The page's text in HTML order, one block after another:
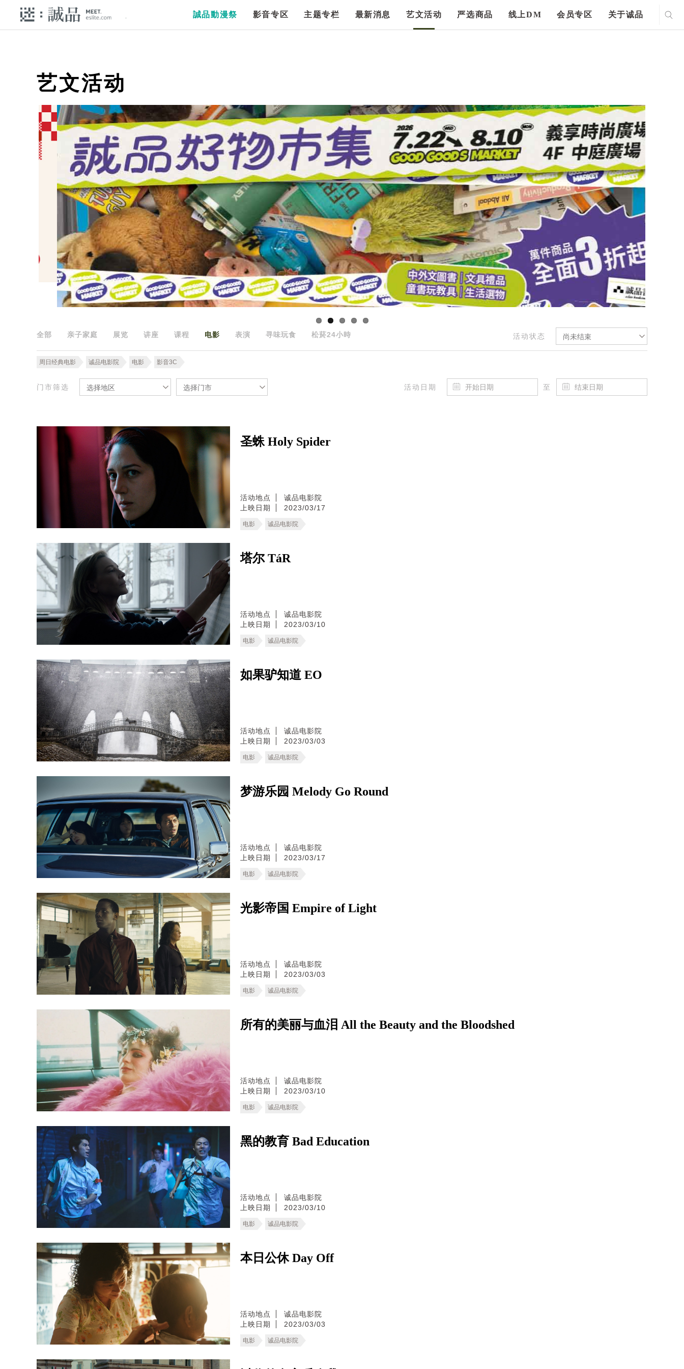
誠品動漫祭 影音专区 主题专栏 最新消息 艺文活动 严选商品 线上DM 会员专区 关于诚品
艺文活动
活动状态 尚未结束
全部 亲子家庭 展览 讲座 课程 电影 表演 寻味玩食 松菸24小時
周日经典电影 诚品电影院 电影 影音3C
门市筛选 选择地区 选择门市 活动日期 至
圣蛛 Holy Spider
活动地点
诚品电影院
上映日期
2023/03/17
电影 诚品电影院
塔尔 TáR
活动地点
诚品电影院
上映日期
2023/03/10
电影 诚品电影院
如果驴知道 EO
活动地点
诚品电影院
上映日期
2023/03/03
电影 诚品电影院
梦游乐园 Melody Go Round
活动地点
诚品电影院
上映日期
2023/03/17
电影 诚品电影院
光影帝国 Empire of Light
活动地点
诚品电影院
上映日期
2023/03/03
电影 诚品电影院
所有的美丽与血泪 All the Beauty and the Bloodshed
活动地点
诚品电影院
上映日期
2023/03/10
电影 诚品电影院
黑的教育 Bad Education
活动地点
诚品电影院
上映日期
2023/03/10
电影 诚品电影院
本日公休 Day Off
活动地点
诚品电影院
上映日期
2023/03/03
电影 诚品电影院